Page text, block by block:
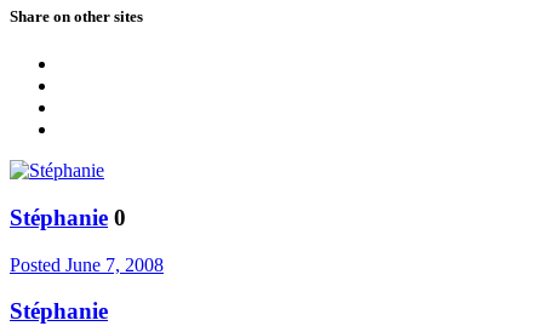
Share on other sites
Stéphanie 0
Posted June 7, 2008
Stéphanie